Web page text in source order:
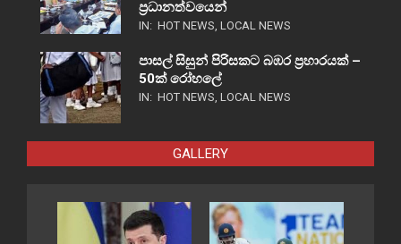
ප්‍රධානත්වයෙන්
IN: HOT NEWS, LOCAL NEWS
පාසල් සිසුන් පිරිසකට බඹර ප්‍රහාරයක් –
50ක් රෝහලේ
IN: HOT NEWS, LOCAL NEWS
GALLERY